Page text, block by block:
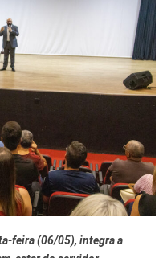
Turismo e Inovação
feira (06/05), integra a